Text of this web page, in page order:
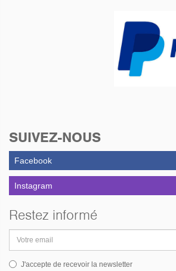
SUIVEZ-NOUS
Facebook
Instagram
Restez informé
email
J'accepte de recevoir la newsletter